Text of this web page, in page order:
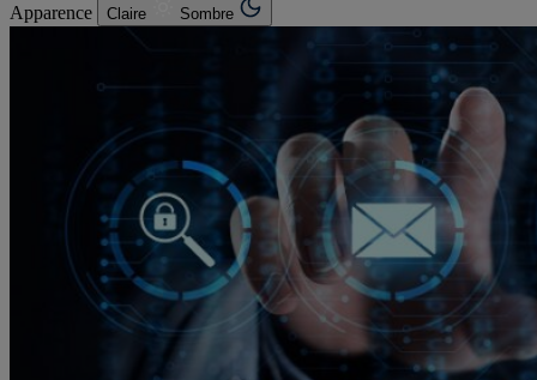
Apparence
Claire Sombre